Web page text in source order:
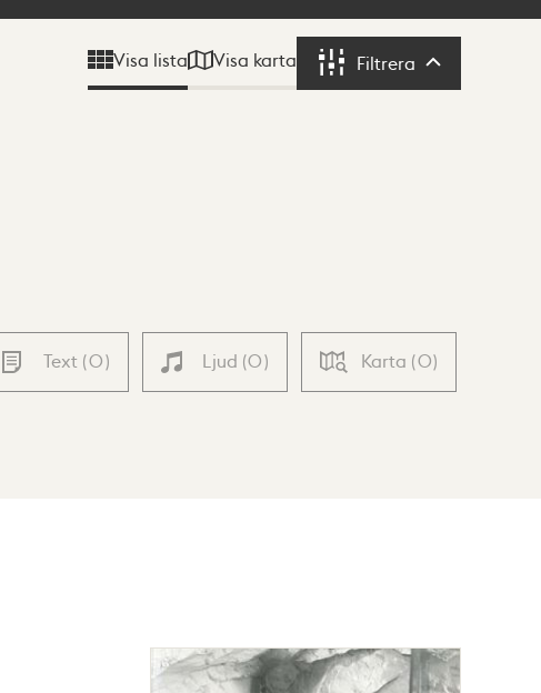
Visa lista Visa karta Filtrera Filtrera
Text (0) Ljud (0) Karta (0)